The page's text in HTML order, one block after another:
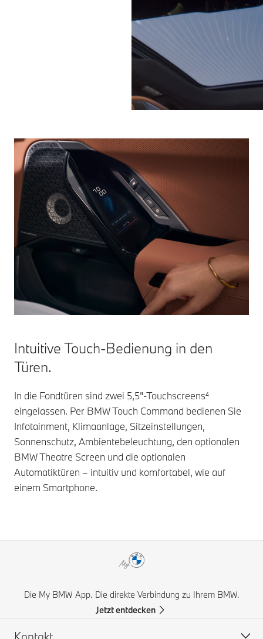
Intuitive Touch-Bedienung in den
Türen.
In die Fondtüren sind zwei 5,5"-Touchscreens⁴
eingelassen. Per BMW Touch Command bedienen Sie
Infotainment, Klimaanlage, Sitzeinstellungen,
Sonnenschutz, Ambientebeleuchtung, den optionalen
BMW Theatre Screen und die optionalen
Automatiktüren – intuitiv und komfortabel, wie auf
einem Smartphone.
Die My BMW App. Die direkte Verbindung zu Ihrem BMW.
Jetzt entdecken